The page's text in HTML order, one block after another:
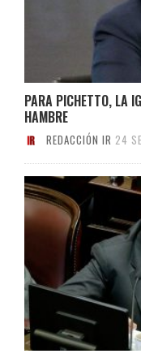
PARA PICHETTO, LA
HAMBRE
REDACCIÓN IR 24